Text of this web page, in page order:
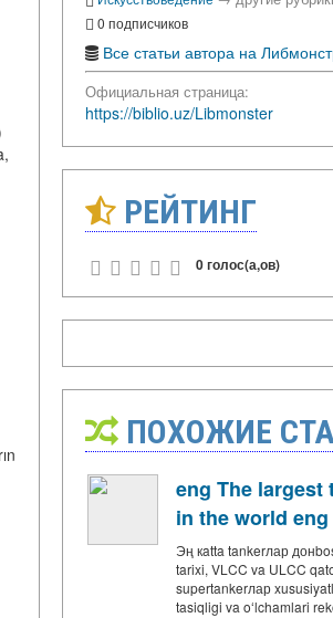
0 подписчиков
Все статьи автора на
Официальная страница:
https://biblio.uz/Libmonster
РЕЙТИНГ
0 голос(а,ов)
ПОХОЖИЕ
eng The largest
in the world eng
Эң кatta tankerлар
tarixi, VLCC va ULCC
supertankerлар
tasiqligi va oʻlchamlari